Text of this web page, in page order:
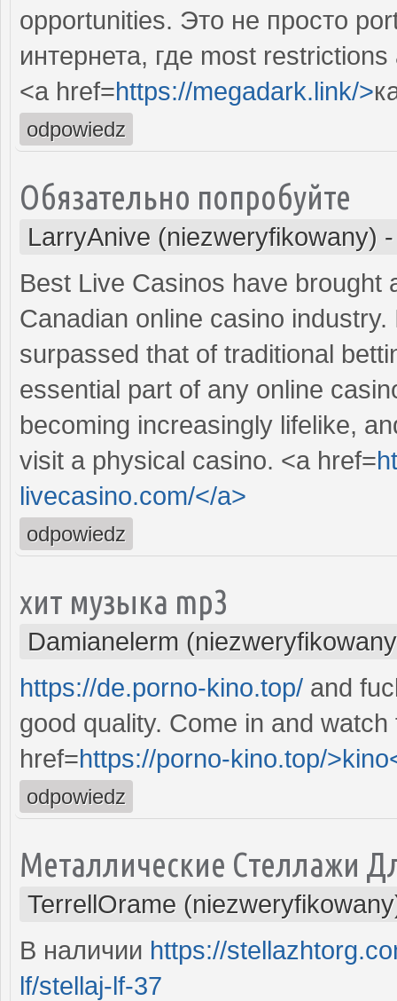
opportunities. Это не просто
интернета, где most
<a href=https://megadark.link/>
odpowiedz
Обязательно попробуйте
LarryAnive (niezweryfikowany)
Best Live Casinos have brought
Canadian online casino
surpassed that of traditional
essential part of any online
becoming increasingly lifelike,
visit a physical casino. <a href=
livecasino.com/</a>
odpowiedz
хит музыка mp3
Damianelerm
https://de.porno-kino.top/ and
good quality. Come in and
href=https://porno-kino.top/
odpowiedz
Металлические Стеллажи
TerrellOrame
В наличии https://
lf/stellaj-lf-37